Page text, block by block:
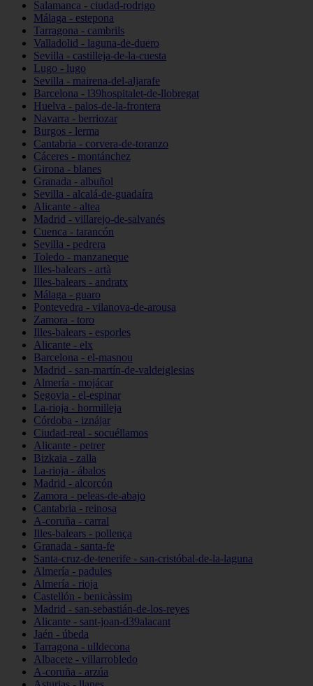
Salamanca - ciudad-rodrigo
Málaga - estepona
Tarragona - cambrils
Valladolid - laguna-de-duero
Sevilla - castilleja-de-la-cuesta
Lugo - lugo
Sevilla - mairena-del-aljarafe
Barcelona - l39hospitalet-de-llobregat
Huelva - palos-de-la-frontera
Navarra - berriozar
Burgos - lerma
Cantabria - corvera-de-toranzo
Cáceres - montánchez
Girona - blanes
Granada - albuñol
Sevilla - alcalá-de-guadaíra
Alicante - altea
Madrid - villarejo-de-salvanés
Cuenca - tarancón
Sevilla - pedrera
Toledo - manzaneque
Illes-balears - artà
Illes-balears - andratx
Málaga - guaro
Pontevedra - vilanova-de-arousa
Zamora - toro
Illes-balears - esporles
Alicante - elx
Barcelona - el-masnou
Madrid - san-martín-de-valdeiglesias
Almería - mojácar
Segovia - el-espinar
La-rioja - hormilleja
Córdoba - iznájar
Ciudad-real - socuéllamos
Alicante - petrer
Bizkaia - zalla
La-rioja - ábalos
Madrid - alcorcón
Zamora - peleas-de-abajo
Cantabria - reinosa
A-coruña - carral
Illes-balears - pollença
Granada - santa-fe
Santa-cruz-de-tenerife - san-cristóbal-de-la-laguna
Almería - padules
Almería - rioja
Castellón - benicàssim
Madrid - san-sebastián-de-los-reyes
Alicante - sant-joan-d39alacant
Jaén - úbeda
Tarragona - ulldecona
Albacete - villarrobledo
A-coruña - arzúa